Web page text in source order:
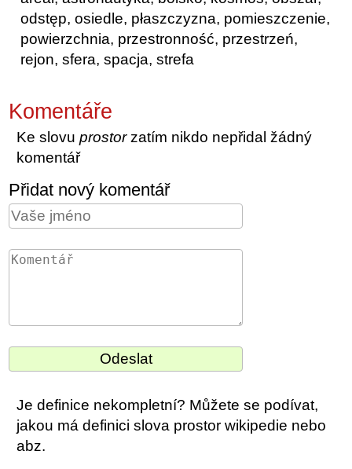
odstęp, osiedle, płaszczyzna, pomieszczenie,
powierzchnia, przestronność, przestrzeń,
rejon, sfera, spacja, strefa
Komentáře
Ke slovuprostorzatím nikdo nepřidal žádný
komentář
Přidat nový komentář
Je definice nekompletní? Můžete se podívat,
jakou má definici slova prostor wikipedie nebo
abz.